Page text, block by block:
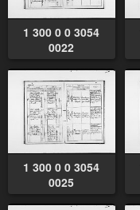
1 300 0 0 3054
0022
1 300 0 0 3054
0025